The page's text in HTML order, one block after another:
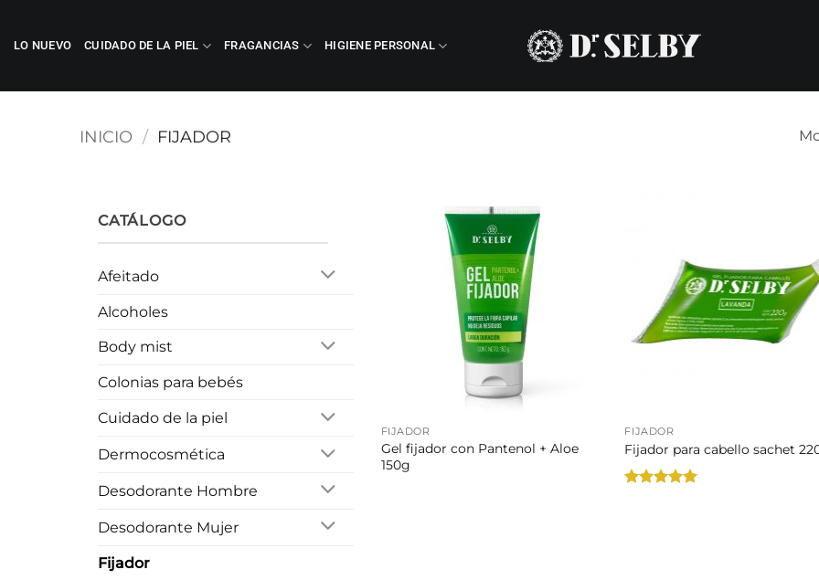
LO NUEVO CUIDADO DE LA PIEL FRAGANCIAS HIGIENE PERSONAL
INICIO / FIJADOR
CATÁLOGO
Afeitado
Alcoholes
Body mist
Colonias para bebés
Cuidado de la piel
Dermocosmética
Desodorante Hombre
Desodorante Mujer
Fijador
FIJADOR
Gel fijador con Pantenol + Aloe
150g
FIJADOR
Fijador para cabello sachet